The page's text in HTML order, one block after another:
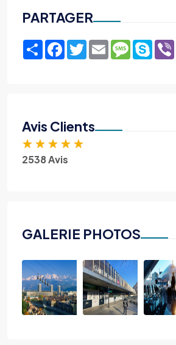
PARTAGER
ShareFacebook
TwitterEmailMessage
Skype
Avis Clients
★ ★ ★ ★ ★
2538 Avis
GALERIE PHOTOS